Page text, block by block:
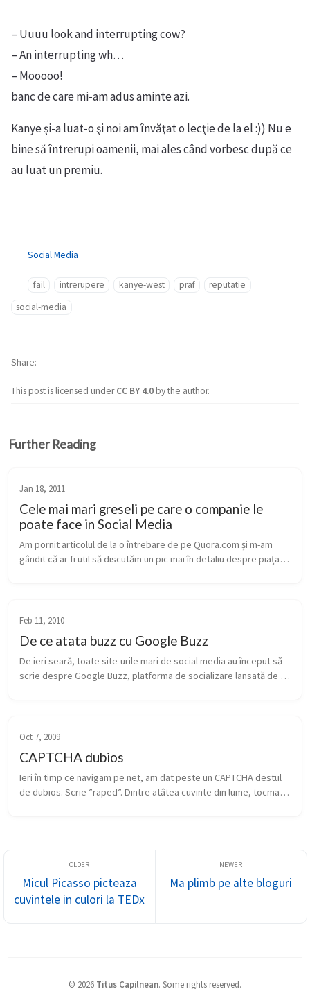
– Uuuu look and interrupting cow?
– An interrupting wh…
– Mooooo!
banc de care mi-am adus aminte azi.
Kanye şi-a luat-o şi noi am învăţat o lecţie de la el :)) Nu e
bine să întrerupi oamenii, mai ales când vorbesc după ce
au luat un premiu.
Social Media
fail intrerupere kanye-west praf
reputatie
social-media
This post is licensed underCC BY 4.0by the author.
Share
Further Reading
Jan 18, 2011
Cele mai mari greseli pe care o companie le
poate face in Social Media
Am pornit articolul de la o întrebare de pe Quora.com și m-am
gândit că ar fi util să discutăm un pic mai în detaliu despre piața
Feb 11, 2010
De ce atata buzz cu Google Buzz
De ieri seară, toate site-urile mari de social media au început să
scrie despre Google Buzz, platforma de socializare lansată de
Oct 7, 2009
CAPTCHA dubios
Ieri în timp ce navigam pe net, am dat peste un CAPTCHA destul
de dubios. Scrie ”raped”. Dintre atâtea cuvinte din lume, tocmai
Micul Picasso picteaza
cuvintele in culori la TEDx
Ma plimb pe alte bloguri
© 2026 Titus Capilnean. Some rights reserved.